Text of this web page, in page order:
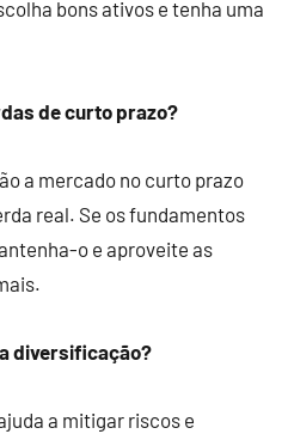
bons ativos e tenha uma
de curto prazo?
a mercado no curto prazo
real. Se os fundamentos
o e aproveite as
diversificação?
a mitigar riscos e